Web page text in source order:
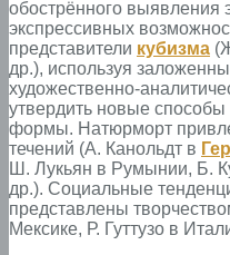
обострённого выявления
экспрессивных
представители кубизма
др.), используя
художественно-
утвердить новые
формы. Натюрморт
течений (А. Канольдт в
Ш. Лукьян в Румынии, Б.
др.). Социальные
представлены
Мексике, Р. Гуттузо в